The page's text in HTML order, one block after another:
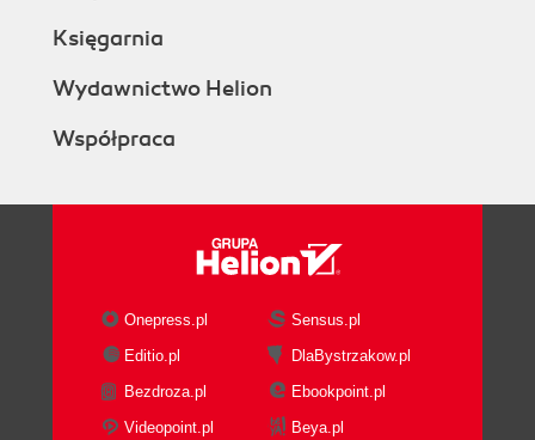
Księgarnia
Wydawnictwo Helion
Współpraca
Onepress.pl
Sensus.pl
Editio.pl
DlaBystrzakow.pl
Bezdroza.pl
Ebookpoint.pl
Videopoint.pl
Beya.pl